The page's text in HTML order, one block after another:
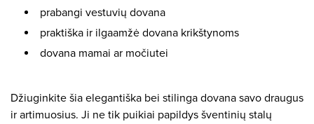
prabangi vestuvių dovana
praktiška ir ilgaamžė dovana krikštynoms
dovana mamai ar močiutei
Džiuginkite šia elegantiška bei stilinga dovana savo draugus
ir artimuosius. Ji ne tik puikiai papildys šventinių stalų